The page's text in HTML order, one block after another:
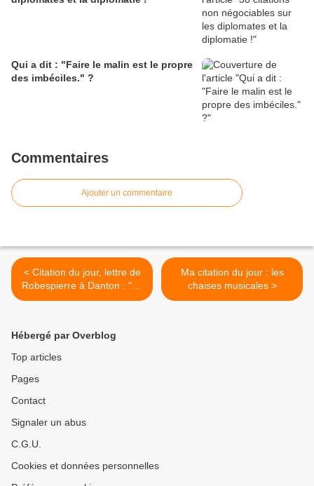
Qui a dit : "Faire le malin est le propre
des imbéciles." ?
Commentaires
Ajouter un commentaire
< Citation du jour, lettre de
Robespierre à Danton : "Je
t'aime plus que jamais et
Ma citation du jour : les
chaises musicales >
Hébergé par Overblog
Top articles
Pages
Contact
Signaler un abus
C.G.U.
Cookies et données personnelles